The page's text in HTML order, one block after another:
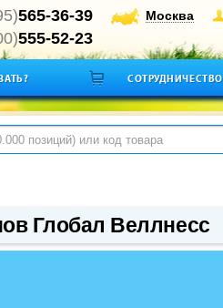
565-36-39
555-52-23
Москва
СОТРУДНИЧЕСТВО
Глобал Веллнесс